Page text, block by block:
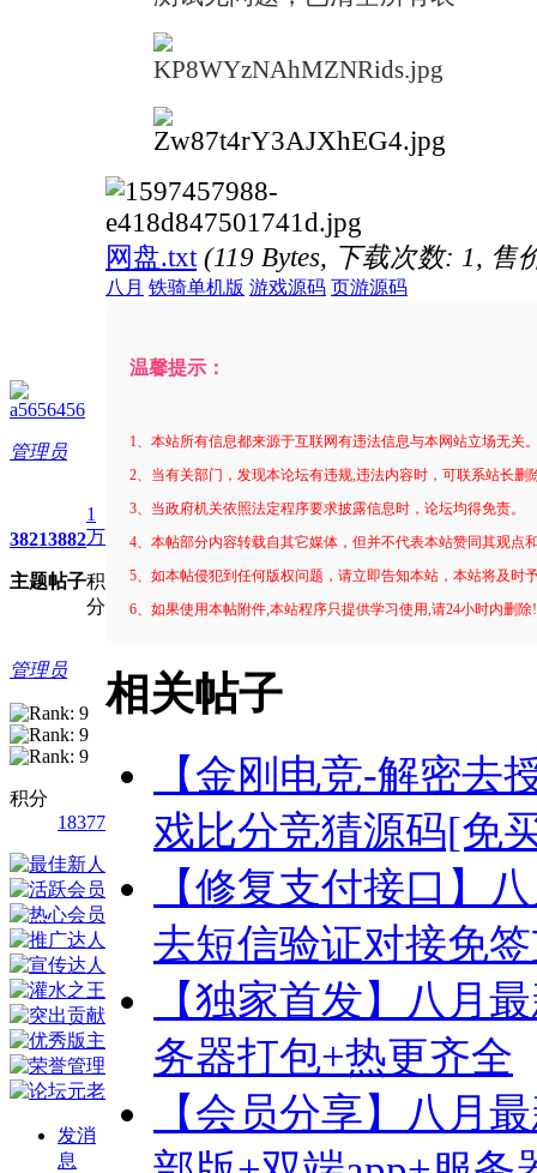
a5656456
管理员
3821
主题
3882
帖子
1
万
积
分
管理员
积分
18377
发消
息
网盘.txt (119 Bytes, 下载次数: 1, 售
八月 铁骑单机版 游戏源码 页游源码
温馨提示：
1、本站所有信息都来源于互联网有违法信息与本网站立场无关
2、当有关部门，发现本论坛有违规,违法内容时，可联系站长删
3、当政府机关依照法定程序要求披露信息时，论坛均得免责。
4、本帖部分内容转载自其它媒体，但并不代表本站赞同其观点
5、如本帖侵犯到任何版权问题，请立即告知本站，本站将及时
6、如果使用本帖附件,本站程序只提供学习使用,请24小时内删
相关帖子
【金刚电竞-解密去
戏比分竞猜源码[免
【修复支付接口】
去短信验证对接免
【独家首发】八月
务器打包+热更齐全
【会员分享】八月